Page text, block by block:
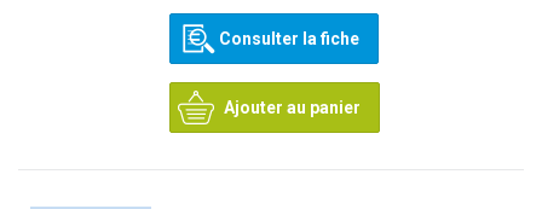
Consulter la fiche
Ajouter au panier